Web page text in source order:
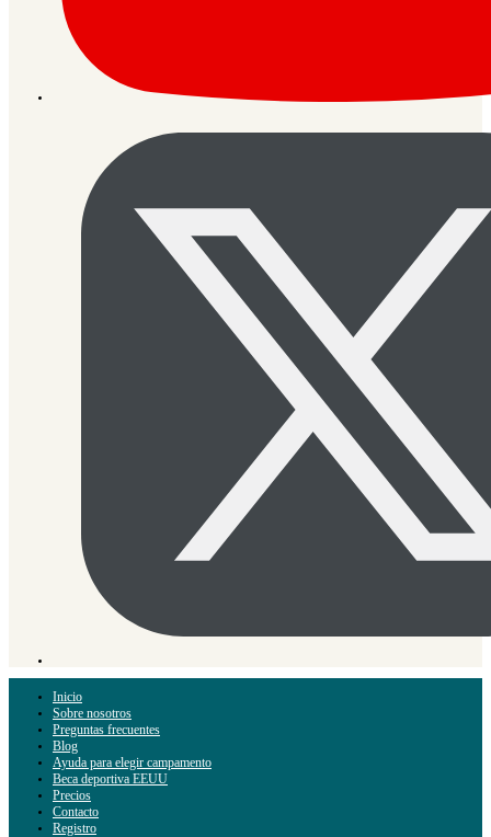
Inicio
Sobre nosotros
Preguntas frecuentes
Blog
Ayuda para elegir campamento
Beca deportiva EEUU
Precios
Contacto
Registro